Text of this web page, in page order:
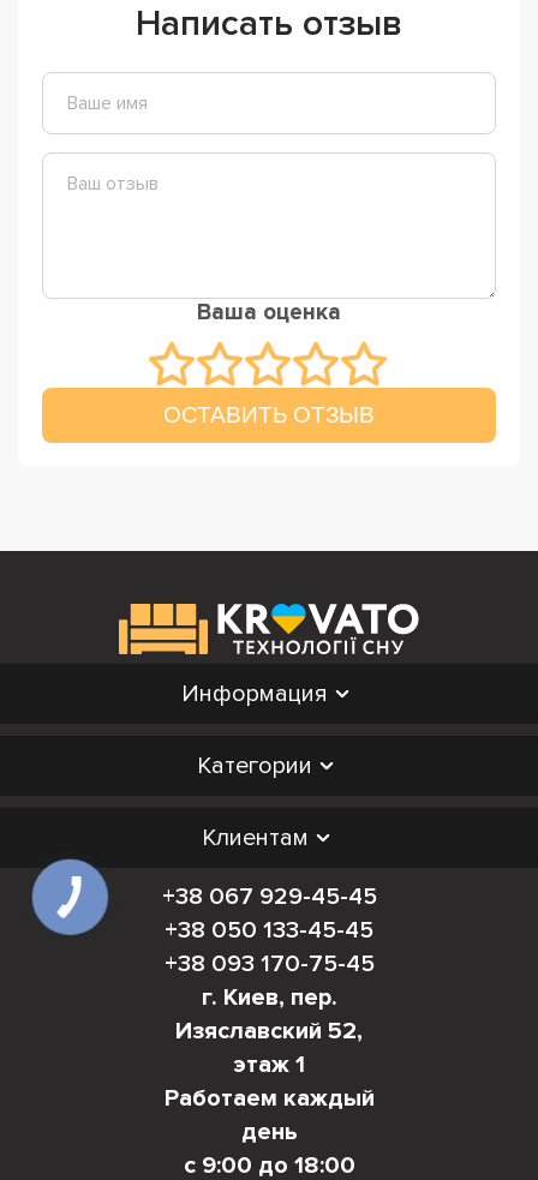
Написать отзыв
Ваша оценка
ОСТАВИТЬ ОТЗЫВ
Информация
Категории
Клиентам
+38 067 929-45-45
+38 050 133-45-45
+38 093 170-75-45
г. Киев, пер.
Изяславский 52,
этаж 1
Работаем каждый
день
с 9:00 до 18:00